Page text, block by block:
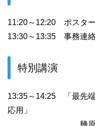
11:20～12:20 ポスタ
13:30～13:35 事務連
特別講演
13:35～14:25 「最先
応用」
幾原雄一先生